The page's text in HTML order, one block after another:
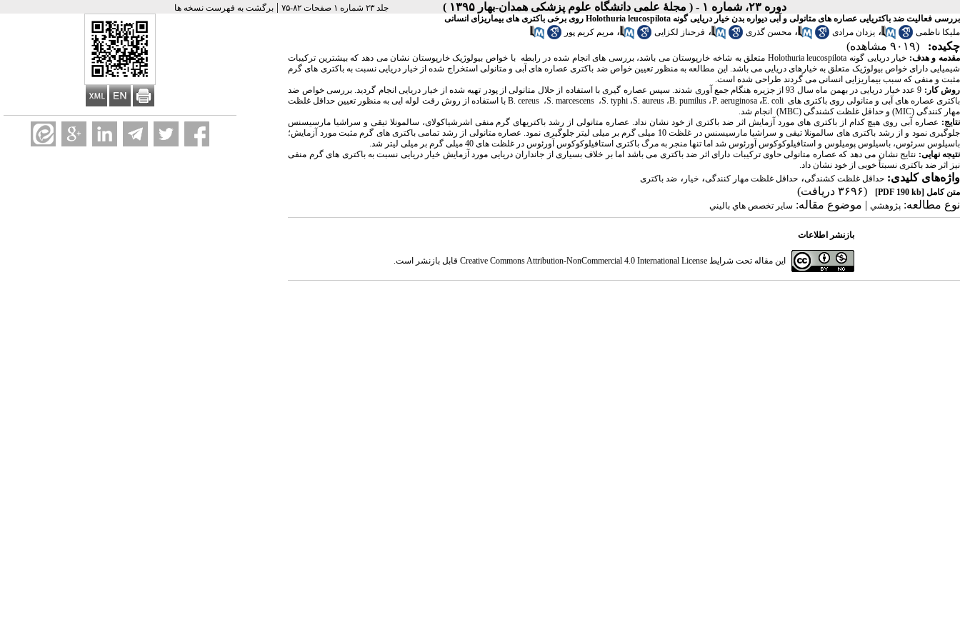
دوره ۲۳، شماره ۱ - ( مجلۀ علمی دانشگاه علوم پزشکی همدان-بهار ۱۳۹۵ ) جلد ۲۳ شماره ۱ صفحات ۸۲-۷۵ |برگشت به فهرست نسخه ها
بررسی فعالیت ضد باکتریایی عصاره های متانولی و آبی دیواره بدن خیار دریایی گونه Holothuria leucospilota روی برخی باکتری های بیماریزای انسانی
ملیکا ناظمی
، یزدان مرادی ، محسن گذری ، فرحناز لکزایی ، مریم کریم پور
چکیده: (۹۰۱۹ مشاهده)
مقدمه و هدف: خیار دریایی گونه Holothuria leucospilota متعلق به شاخه خارپوستان می باشد، بررسی های انجام شده در رابطه با خواص بیولوژیک خارپوستان نشان می دهد که بیشترین ترکیبات
شیمیایی دارای خواص بیولوژیک متعلق به خیارهای دریایی می باشد. این مطالعه به منظور تعیین خواص ضد باکتری عصاره های آبی و متانولی استخراج شده از خیار دریایی نسبت به باکتری های گرم
مثبت و منفی که سبب بیماریزایی انسانی می گردند طراحی شده است.
روش کار:
9 عدد خیار دریایی در بهمن ماه سال 93 از جزیره هنگام جمع آوری شدند. سپس عصاره گیری با استفاده از حلال متانولی از پودر تهیه شده از خیار دریایی انجام گردید. بررسی خواص ضد
باکتری عصاره های آبی و متانولی روی باکتری های E. coli، P. aeruginosa، B. pumilus، S. aureus، S. typhi، S. marcescens، B. cereus با استفاده از روش رقت لوله ایی به منظور تعیین حداقل غلظت
مهار کنندگی (MIC) و حداقل غلظت کشندگی (MBC) انجام شد.
نتایج: عصاره آبی روی هیچ کدام از باکتری های مورد آزمایش اثر ضد باکتری از خود نشان نداد. عصاره متانولی از رشد باکتریهای گرم منفی اشرشیاکولای، سالمونلا تیقی و ﺳﺮاﺷﯿﺎ ﻣﺎرﺳﯿﺴﻨﺲ
جلوگیری نمود و از رشد باکتری های سالمونلا تیقی و ﺳﺮاﺷﯿﺎ ﻣﺎرﺳﯿﺴﻨﺲ در غلظت 10 میلی گرم بر میلی لیتر جلوگیری نمود. عصاره متانولی از رشد تمامی باکتری های گرم مثبت مورد آزمایش؛
باسیلوس سرئوس، باسیلوس پومیلوس و استافیلوکوکوس آورئوس شد اما تنها منجر به مرگ باکتری استافیلوکوکوس آورئوس در غلظت های 40 میلی گرم بر میلی لیتر شد.
نتیجه نهایی: نتایج نشان می دهد که عصاره متانولی حاوی ترکیبات دارای اثر ضد باکتری می باشد اما بر خلاف بسیاری از جانداران دریایی مورد آزمایش خیار دریایی نسبت به باکتری های گرم منفی
نیز اثر ضد باکتری نسبتاً خوبی از خود نشان داد.
واژه‌های کلیدی: حداقل غلظت کشندگی، حداقل غلظت مهار کنندگی، خیار ، ضد باکتری
متن کامل [PDF 190 kb]
(۳۶۹۶ دریافت)
نوع مطالعه: پژوهشي | موضوع مقاله: سایر تخصص هاي باليني
بازنشر اطلاعات
این مقاله تحت شرایط Creative Commons Attribution-NonCommercial 4.0 International Licenseقابل بازنشر است.